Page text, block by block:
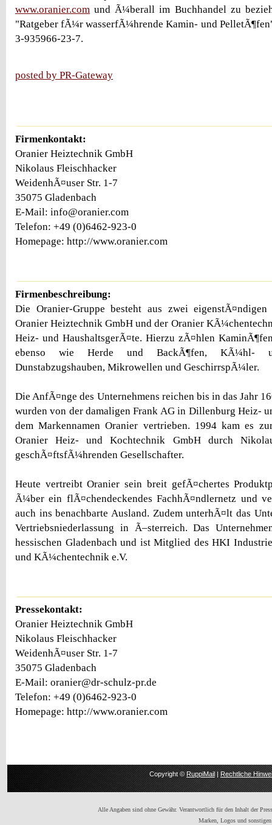
www.oranier.com und Ã¼berall im Buchhandel zu
"Ratgeber fÃ¼r wasserfÃ¼hrende Kamin- und
3-935966-23-7.
posted by PR-Gateway
Firmenkontakt:
Oranier Heiztechnik GmbH
Nikolaus Fleischhacker
WeidenhÃ¤user Str. 1-7
35075 Gladenbach
E-Mail: info@oranier.com
Telefon: +49 (0)6462-923-0
Homepage: http://www.oranier.com
Firmenbeschreibung:
Die Oranier-Gruppe besteht aus zwei
Oranier Heiztechnik GmbH und der Oranier
Heiz- und HaushaltsgerÃ¤te. Hierzu zÃ¤hlen
ebenso wie Herde und BackÃ¶fen, KÃ¼hl-
Dunstabzugshauben, Mikrowellen und GeschirrspÃ¼ler.
Die AnfÃ¤nge des Unternehmens reichen bis in das Jahr
wurden von der damaligen Frank AG in Dillenburg Heiz-
dem Markennamen Oranier vertrieben. 1994 kam es
Oranier Heiz- und Kochtechnik GmbH durch
geschÃ¤ftsfÃ¼hrenden Gesellschafter.
Heute vertreibt Oranier sein breit gefÃ¤chertes
Ã¼ber ein flÃ¤chendeckendes FachhÃ¤ndlernetz und
auch ins benachbarte Ausland. Zudem unterhÃ¤lt das
Vertriebsniederlassung in Ã–sterreich. Das
hessischen Gladenbach und ist Mitglied des HKI
und KÃ¼chentechnik e.V.
Pressekontakt:
Oranier Heiztechnik GmbH
Nikolaus Fleischhacker
WeidenhÃ¤user Str. 1-7
35075 Gladenbach
E-Mail: oranier@dr-schulz-pr.de
Telefon: +49 (0)6462-923-0
Homepage: http://www.oranier.com
Copyright ©RuppiMail|Rechtliche
Alle Angaben sind ohne Gewähr. Verantwortlich für den Inhalt der
Marken, Logos und